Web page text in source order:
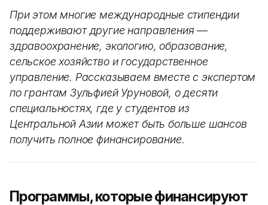
При этом многие международные стипендии
поддерживают другие направления —
здравоохранение, экологию, образование,
сельское хозяйство и государственное
управление. Рассказываем вместе с экспертом
по грантам Зульфией Уруновой, о десяти
специальностях, где у студентов из
Центральной Азии может быть больше шансов
получить полное финансирование.
Программы, которые финансируют